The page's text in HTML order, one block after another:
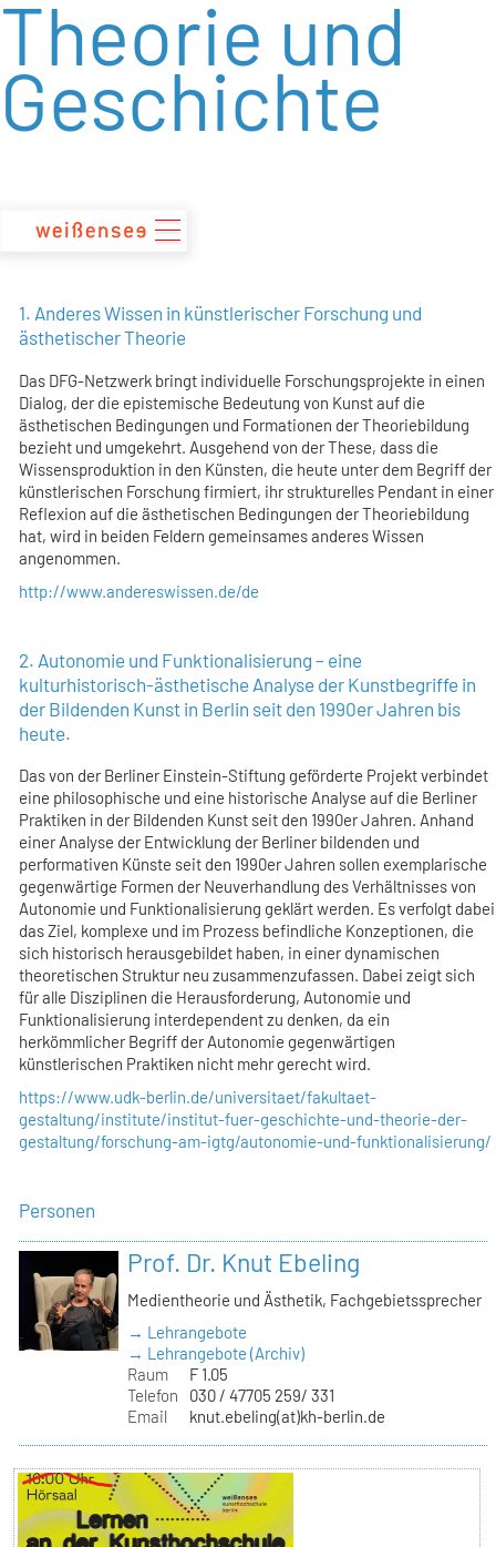
zum
Theorie und
Geschichte
1. Anderes Wissen in künstlerischer Forschung und
ästhetischer Theorie
Das DFG-Netzwerk bringt individuelle Forschungsprojekte in einen
Dialog, der die epistemische Bedeutung von Kunst auf die
ästhetischen Bedingungen und Formationen der Theoriebildung
bezieht und umgekehrt. Ausgehend von der These, dass die
Wissensproduktion in den Künsten, die heute unter dem Begriff der
künstlerischen Forschung firmiert, ihr strukturelles Pendant in einer
Reflexion auf die ästhetischen Bedingungen der Theoriebildung
hat, wird in beiden Feldern gemeinsames anderes Wissen
angenommen.
http://www.andereswissen.de/de
2. Autonomie und Funktionalisierung – eine
kulturhistorisch-ästhetische Analyse der Kunstbegriffe in
der Bildenden Kunst in Berlin seit den 1990er Jahren bis
heute.
Das von der Berliner Einstein-Stiftung geförderte Projekt verbindet
eine philosophische und eine historische Analyse auf die Berliner
Praktiken in der Bildenden Kunst seit den 1990er Jahren. Anhand
einer Analyse der Entwicklung der Berliner bildenden und
performativen Künste seit den 1990er Jahren sollen exemplarische
gegenwärtige Formen der Neuverhandlung des Verhältnisses von
Autonomie und Funktionalisierung geklärt werden. Es verfolgt dabei
das Ziel, komplexe und im Prozess befindliche Konzeptionen, die
sich historisch herausgebildet haben, in einer dynamischen
theoretischen Struktur neu zusammenzufassen. Dabei zeigt sich
für alle Disziplinen die Herausforderung, Autonomie und
Funktionalisierung interdependent zu denken, da ein
herkömmlicher Begriff der Autonomie gegenwärtigen
künstlerischen Praktiken nicht mehr gerecht wird.
https://www.udk-berlin.de/universitaet/fakultaet-
gestaltung/institute/institut-fuer-geschichte-und-theorie-der-
gestaltung/forschung-am-igtg/autonomie-und-funktionalisierung/
Personen
Prof. Dr. Knut Ebeling
Medientheorie und Ästhetik, Fachgebietssprecher
→ Lehrangebote
→ Lehrangebote (Archiv)
Raum
F 1.05
Telefon
030 / 47705 259/ 331
Email
knut.ebeling(at)kh-berlin.de